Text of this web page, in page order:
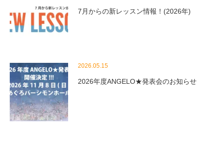
7月からの新レッスン情報！(2026年)
2026.05.15
2026年度ANGELO★発表会のお知らせ